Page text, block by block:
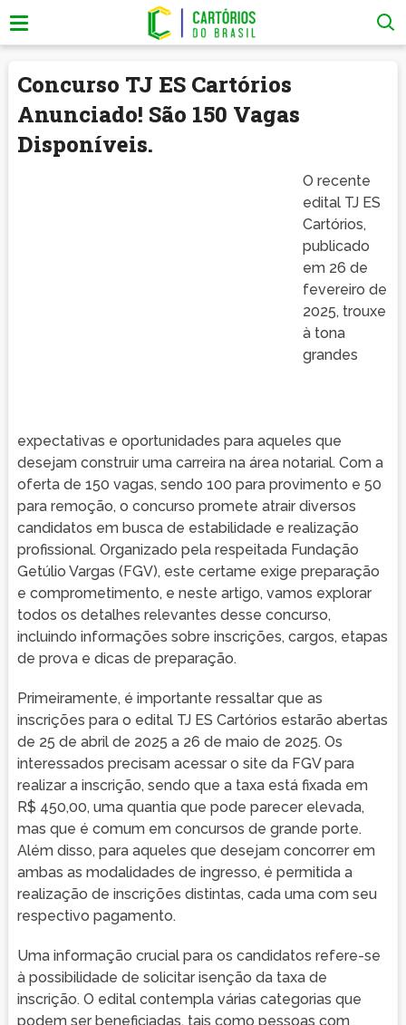
Concurso TJ ES Cartórios
Anunciado! São 150 Vagas
Disponíveis.
O recente
edital TJ ES
Cartórios,
publicado
em 26 de
fevereiro de
2025, trouxe
à tona
grandes
expectativas e oportunidades para aqueles que
desejam construir uma carreira na área notarial. Com a
oferta de 150 vagas, sendo 100 para provimento e 50
para remoção, o concurso promete atrair diversos
candidatos em busca de estabilidade e realização
profissional. Organizado pela respeitada Fundação
Getúlio Vargas (FGV), este certame exige preparação
e comprometimento, e neste artigo, vamos explorar
todos os detalhes relevantes desse concurso,
incluindo informações sobre inscrições, cargos, etapas
de prova e dicas de preparação.
Primeiramente, é importante ressaltar que as
inscrições para o edital TJ ES Cartórios estarão abertas
de 25 de abril de 2025 a 26 de maio de 2025. Os
interessados precisam acessar o site da FGV para
realizar a inscrição, sendo que a taxa está fixada em
R$ 450,00, uma quantia que pode parecer elevada,
mas que é comum em concursos de grande porte.
Além disso, para aqueles que desejam concorrer em
ambas as modalidades de ingresso, é permitida a
realização de inscrições distintas, cada uma com seu
respectivo pagamento.
Uma informação crucial para os candidatos refere-se
à possibilidade de solicitar isenção da taxa de
inscrição. O edital contempla várias categorias que
podem ser beneficiadas, tais como pessoas com